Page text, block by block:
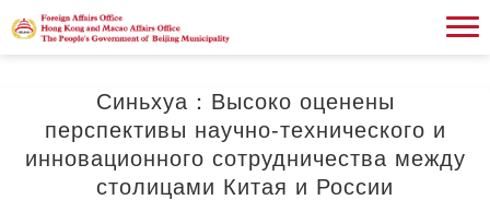
Синьхуа：Высоко оценены
перспективы научно-технического и
инновационного сотрудничества между
столицами Китая и России